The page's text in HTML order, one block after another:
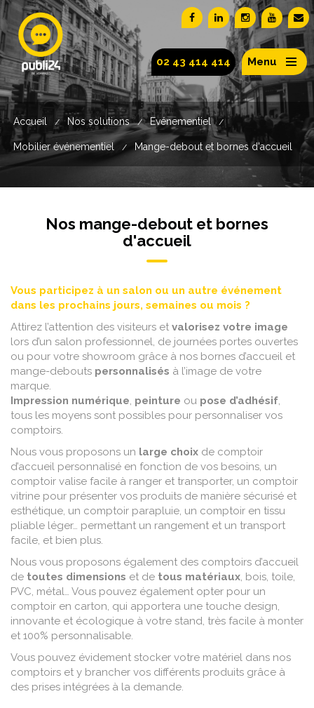
02 43 414 414 Menu
Accueil / Nos solutions / Evénementiel /
Mobilier événementiel / Mange-debout et bornes d'accueil
Nos mange-debout et bornes
d'accueil
Vous participez à un salon ou un autre événement
dans les prochains jours, semaines ou mois ?
Attirez l’attention des visiteurs et valorisez votre image
lors d’un salon professionnel, de journées portes ouvertes
ou pour votre showroom grâce à nos bornes d’accueil et
mange-debouts personnalisés à l’image de votre
marque.
Impression numérique, peinture ou pose d’adhésif,
tous les moyens sont possibles pour personnaliser vos
comptoirs.
Nous vous proposons un large choix de comptoir
d’accueil personnalisé en fonction de vos besoins, un
comptoir valise facile à ranger et transporter, un comptoir
vitrine pour présenter vos produits de manière sécurisé et
esthétique, un comptoir parapluie, un comptoir en tissu
pliable léger… permettant un rangement et un transport
facile, et bien plus.
Nous vous proposons également des comptoirs d’accueil
de toutes dimensions et de tous matériaux, bois, toile,
PVC, métal… Vous pouvez également opter pour un
comptoir en carton, qui apportera une touche design,
innovante et écologique à votre stand, très facile à monter
et 100% personnalisable.
Vous pouvez évidement stocker votre matériel dans nos
comptoirs et y brancher vos différents produits grâce à
des prises intégrées à la demande.